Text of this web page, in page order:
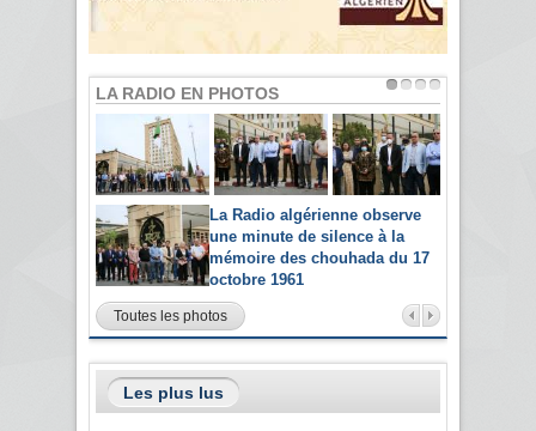
LA RADIO EN PHOTOS
La Radio algérienne observe
une minute de silence à la
mémoire des chouhada du 17
octobre 1961
Toutes les photos
Les plus lus